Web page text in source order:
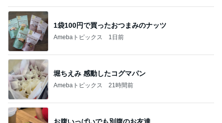
1袋100円で買ったおつまみのナッツ
Amebaトピックス 1日前
堀ちえみ 感動したコグマパン
Amebaトピックス 21時間前
お腹いっぱいでも別腹のお友達